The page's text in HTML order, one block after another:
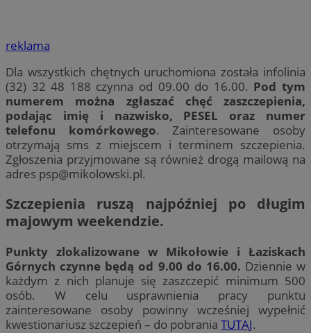
reklama
Dla wszystkich chętnych uruchomiona została infolinia
(32) 32 48 188 czynna od 09.00 do 16.00. Pod tym
numerem można zgłaszać chęć zaszczepienia,
podając imię i nazwisko, PESEL oraz numer
telefonu komórkowego. Zainteresowane osoby
otrzymają sms z miejscem i terminem szczepienia.
Zgłoszenia przyjmowane są również drogą mailową na
adres psp@mikolowski.pl.
Szczepienia ruszą najpóźniej po długim
majowym weekendzie.
Punkty zlokalizowane w Mikołowie i Łaziskach
Górnych czynne będą od 9.00 do 16.00. Dziennie w
każdym z nich planuje się zaszczepić minimum 500
osób. W celu usprawnienia pracy punktu
zainteresowane osoby powinny wcześniej wypełnić
kwestionariusz szczepień – do pobrania TUTAJ.